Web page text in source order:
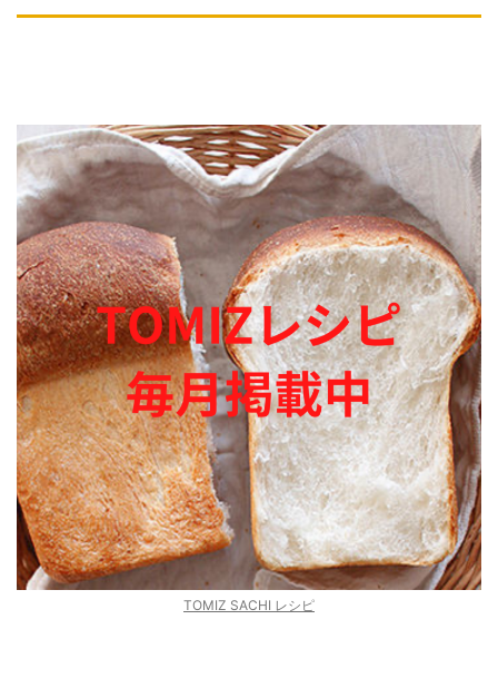
TOMIZ SACHI レシピ